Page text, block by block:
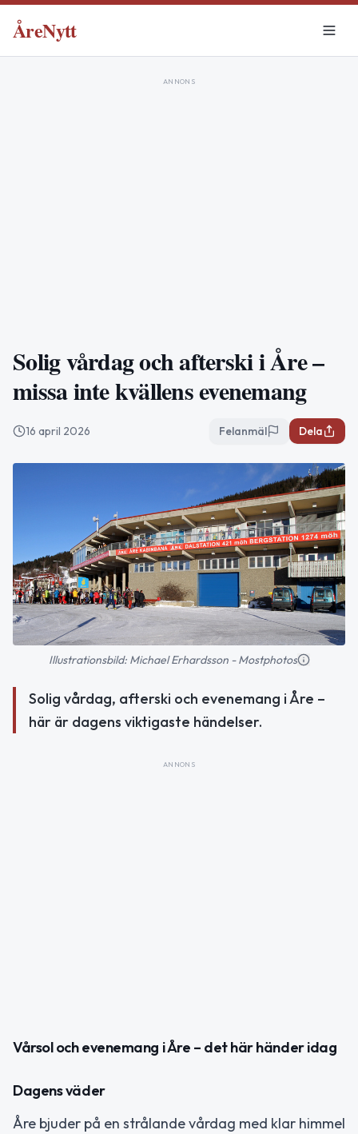
ÅreNytt
ANNONS
Solig vårdag och afterski i Åre –
missa inte kvällens evenemang
16 april 2026 Felanmäl Dela
Illustrationsbild: Michael Erhardsson - Mostphotos
Solig vårdag, afterski och evenemang i Åre –
här är dagens viktigaste händelser.
ANNONS
Vårsol och evenemang i Åre – det här händer idag
Dagens väder
Åre bjuder på en strålande vårdag med klar himmel